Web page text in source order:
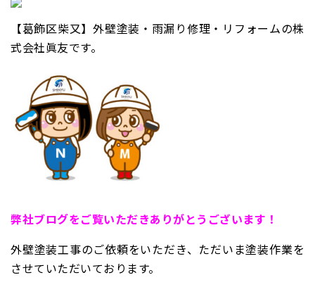
【葛飾区柴又】外壁塗装・雨漏り修理・リフォームの株
式会社眞友です。
弊社ブログをご覧いただきありがとうございます！
外壁塗装工事のご依頼をいただき、ただいま塗装作業を
させていただいております。